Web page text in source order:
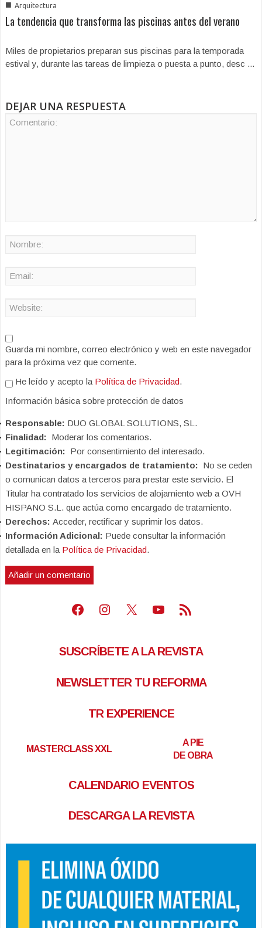
■ Arquitectura
La tendencia que transforma las piscinas antes del verano
Miles de propietarios preparan sus piscinas para la temporada
estival y, durante las tareas de limpieza o puesta a punto, desc ...
DEJAR UNA RESPUESTA
Guarda mi nombre, correo electrónico y web en este navegador
para la próxima vez que comente.
He leído y acepto la Política de Privacidad.
Información básica sobre protección de datos
Responsable: DUO GLOBAL SOLUTIONS, SL.
Finalidad: Moderar los comentarios.
Legitimación: Por consentimiento del interesado.
Destinatarios y encargados de tratamiento: No se ceden
o comunican datos a terceros para prestar este servicio. El
Titular ha contratado los servicios de alojamiento web a OVH
HISPANO S.L. que actúa como encargado de tratamiento.
Derechos: Acceder, rectificar y suprimir los datos.
Información Adicional: Puede consultar la información
detallada en la Política de Privacidad.
Facebook
Instagram
X Youtube
Feed RSS
SUSCRÍBETE A LA REVISTA
NEWSLETTER TU REFORMA
TR EXPERIENCE
MASTERCLASS XXL
A PIE
DE OBRA
CALENDARIO EVENTOS
DESCARGA LA REVISTA